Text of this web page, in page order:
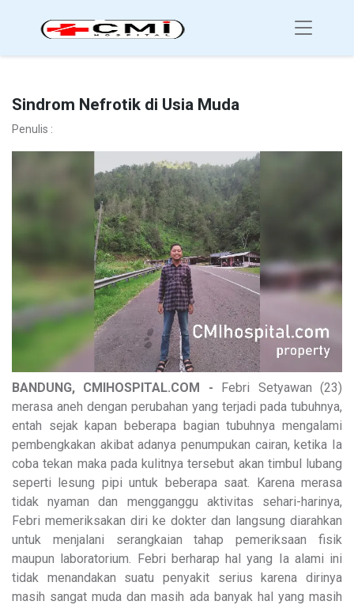
Sindrom Nefrotik di Usia Muda
Penulis :
BANDUNG, CMIHOSPITAL.COM - Febri Setyawan (23)
merasa aneh dengan perubahan yang terjadi pada tubuhnya,
entah sejak kapan beberapa bagian tubuhnya mengalami
pembengkakan akibat adanya penumpukan cairan, ketika Ia
coba tekan maka pada kulitnya tersebut akan timbul lubang
seperti lesung pipi untuk beberapa saat. Karena merasa
tidak nyaman dan mengganggu aktivitas sehari-harinya,
Febri memeriksakan diri ke dokter dan langsung diarahkan
untuk menjalani serangkaian tahap pemeriksaan fisik
maupun laboratorium. Febri berharap hal yang Ia alami ini
tidak menandakan suatu penyakit serius karena dirinya
masih sangat muda dan masih ada banyak hal yang masih